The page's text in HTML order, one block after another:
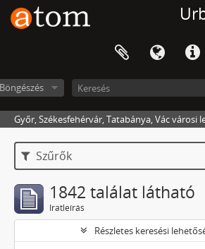
Győr, Székesfehérvár, Tatabánya, Vác városi
Szűrők
1842 találat látható
Iratleírás
Részletes keresési